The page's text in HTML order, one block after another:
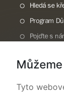
Hledá se
Program
Pojďte s
Rok CHKO
Tyto